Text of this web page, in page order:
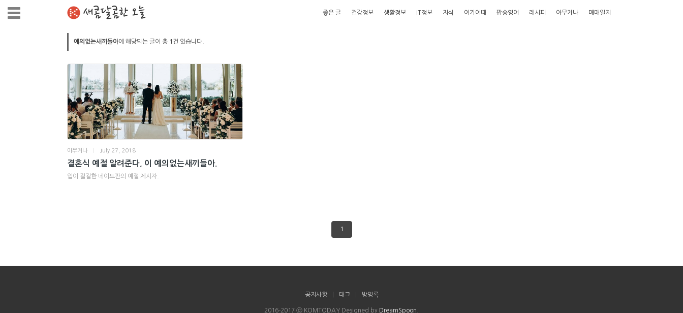
새콤달콤한 오늘 좋은 글 건강정보 생활정보 IT정보 지식 여기어때 팝송영어 레시피 아무거나 매매일지
예의없는새끼들아에 해당되는 글이 총 1 건 있습니다.
아무거나 July 27, 2018
결혼식 예절 알려준다, 이 예의없는새끼들아.
입이 걸걸한 네이트판의 예절 제시자.
1
공지사항 태그 방명록
2016-2017 ⓒ KOMTODAY Designed by DreamSpoon